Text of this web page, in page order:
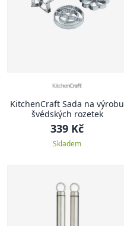
KitchenCraft Sada na výrobu
švédských rozetek
339 Kč
Skladem